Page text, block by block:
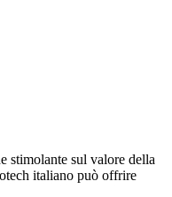
stimolante sul valore della
italiano può offrire